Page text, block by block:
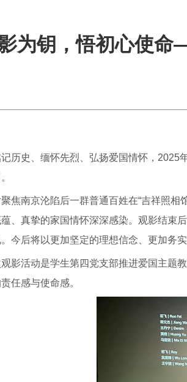
为钥，悟初心使
历史、缅怀先烈、弘扬爱国情怀，2025
焦南京沦陷后一群普通百姓在“吉祥照相
、真挚的家国情怀深深感染。观影结束
。今后将以更加坚定的理想信念、更加
影活动是学生第四党支部推进爱国主题
任感与使命感。